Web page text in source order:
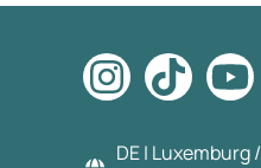
DE | Luxemburg /